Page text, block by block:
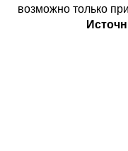
возможно только